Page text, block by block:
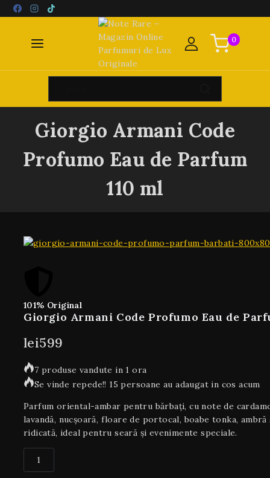
0
Giorgio Armani Code
Profumo Eau de Parfum
110 ml
101% Original
Giorgio Armani Code Profumo Eau de
lei599
7 produse vandute in 1 ora
Se vinde repede!! 15 persoane au adaugat in cos acum
Parfum oriental-ambar pentru bărbați, cu note de
lavandă, nucșoară, floare de portocal, boabe tonka,
ridicată, ideal pentru seară și evenimente speciale.